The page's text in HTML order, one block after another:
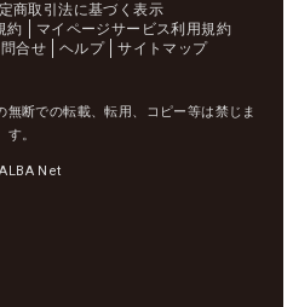
商取引法に基づく表示
約
マイページサービス利用規約
合せ ヘルプ サイトマップ
断での転載、転用、コピー等は禁じま
す。
Net